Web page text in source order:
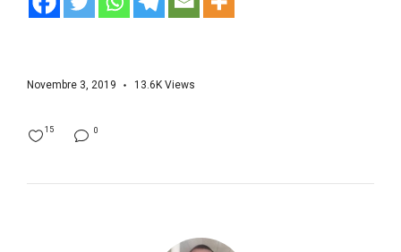
Novembre 3, 2019 13.6K Views
0
15